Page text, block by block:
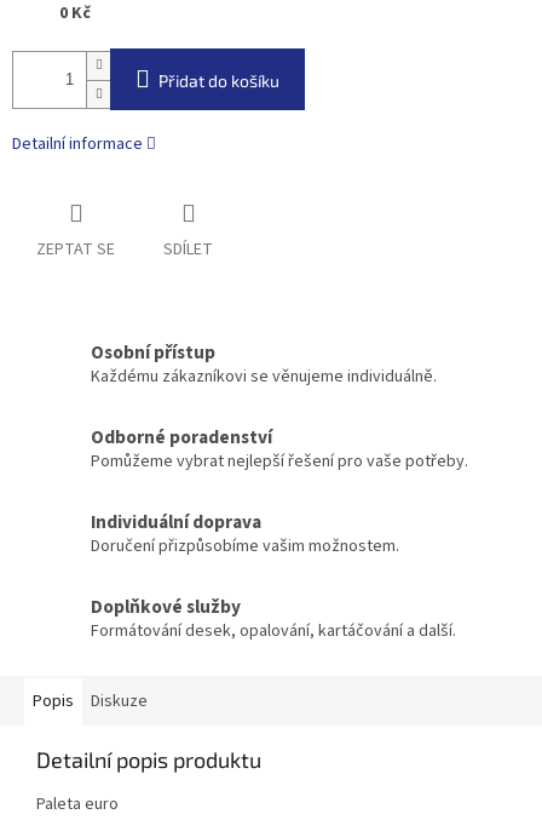
0 Kč
Přidat do košíku
Detailní informace
ZEPTAT SE SDÍLET
Osobní přístup
Každému zákazníkovi se věnujeme individuálně.
Odborné poradenství
Pomůžeme vybrat nejlepší řešení pro vaše potřeby.
Individuální doprava
Doručení přizpůsobíme vašim možnostem.
Doplňkové služby
Formátování desek, opalování, kartáčování a další.
Popis Diskuze
Detailní popis produktu
Paleta euro